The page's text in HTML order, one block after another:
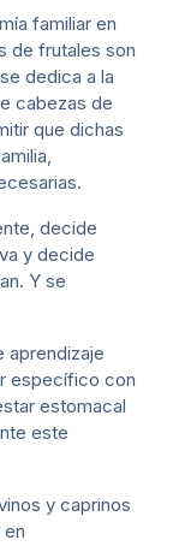
familiar en
de frutales son
dedica a la
cabezas de
que dichas
decide
y decide
Y se
aprendizaje
específico con
estomacal
este
y caprinos